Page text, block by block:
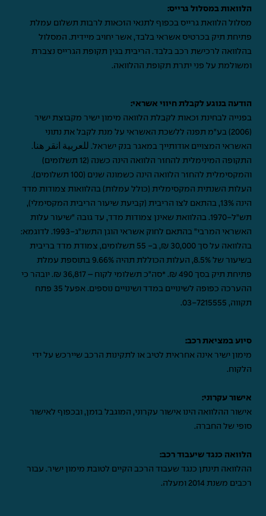
הלוואות במסלול גרייס:
מסלול הלוואת גרייס בכפוף לתנאי הזכאות לרבות תשלום עמלת
פתיחת תיק בכרטיס אשראי בלבד, אשר יחויב מיידית. המסלול
בהלוואה לרכישת רכב בלבד. הריבית בגין תקופת הגרייס נצברת
ומשולמת על פני יתרת תקופת ההלוואה.
הודעה בנוגע לקבלת חיווי אשראי:
בפנייה לבחינת זכאות לקבלת הלוואה מימון ישיר מקבוצת ישיר
(2006) בע"מ תפנה ללשכת האשראי על מנת לקבל את נתוני
האשראי המצויים אודותייך במאגר בנק ישראל. للعربية انقر هنا.
התקופה המינימלית להחזר הלוואה הינה כשנה (12 תשלומים)
והמקסימלית להחזר הלוואה הינה כשמונה שנים (100 תשלומים).
העלות השנתית המקסימלית (כולל עמלות) בהלוואות צמודות מדד
הינה 13%, בהתאם לצו הריבית (קביעת שיעור הריבית המקסימלי),
תש"ל-1970. בהלוואת שאינן צמודות מדד, עד גובה "שיעור עלות
האשראי המרבי" בהתאם לחוק אשראי הוגן התשנ"ג-1993. לדוגמא:
בהלוואה על סך 30,000 ₪, ב- 55 תשלומים, צמודת מדד בריבית
בשיעור של 8.5%, העלות הכוללת תהיה 9.66% בתוספת עמלת
פתיחת תיק בסך 490 ₪. *סה"כ תשלומי לקוח – 36,817 ₪. יובהר כי
ההערכה כפופה לשינויים במדד ושינויים נוספים. אפעל 35 פתח
תקווה, 03-7215555
.
סיוע במציאת רכב:
מימון ישיר אינה אחראית לטיב או לתקינות הרכב שיירכש על ידי
הלקוח.
אישור עקרוני:
אישור ההלוואה הינו אישור עקרוני, המוגבל בזמן, ובכפוף לאישור
סופי של החברה.
הלוואה כנגד שיעבוד רכב:
ההלוואה תינתן כנגד שעבוד הרכב הקיים לטובת מימון ישיר. עבור
רכבים משנת 2014 ומעלה.